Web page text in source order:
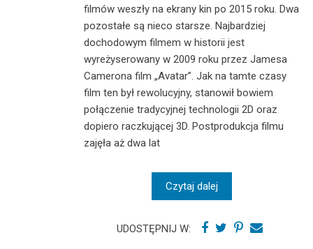
filmów weszły na ekrany kin po 2015 roku. Dwa
pozostałe są nieco starsze. Najbardziej
dochodowym filmem w historii jest
wyreżyserowany w 2009 roku przez Jamesa
Camerona film „Avatar”. Jak na tamte czasy
film ten był rewolucyjny, stanowił bowiem
połączenie tradycyjnej technologii 2D oraz
dopiero raczkującej 3D. Postprodukcja filmu
zajęła aż dwa lat
Czytaj dalej
UDOSTĘPNIJ W: